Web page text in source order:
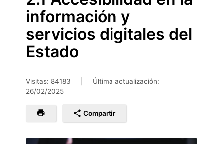
información y
servicios digitales del
Estado
Visitas: 84183
Última actualización:
26/02/2025
Compartir